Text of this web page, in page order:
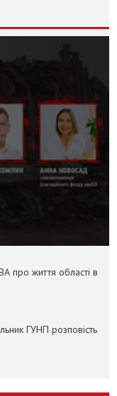
про життя області в
ГУНП розповість